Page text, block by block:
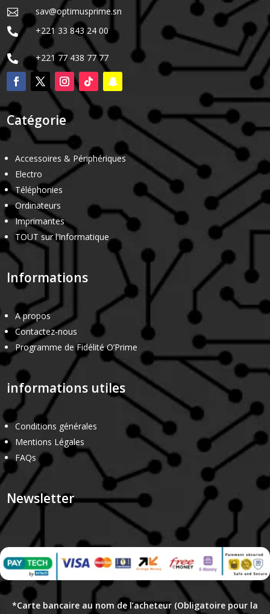
 sav@optimusprime.sn
 +221 33 843 24 00
 +221 77 438 77 77
Catégorie
Accessoires & Périphériques
Electro
Téléphonies
Ordinateurs
Imprimantes
TOUT sur l’Informatique
Informations
A propos
Contactez-nous
Programme de Fidélité O’Prime
informations utiles
Conditions générales
Mentions Légales
FAQs
Newsletter
*Carte bancaire au nom de l’acheteur (Obligatoire pour la